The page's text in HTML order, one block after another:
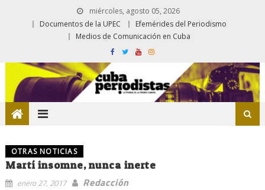
miércoles, agosto 05, 2026
Documentos de la UPEC
Efemérides del Periodismo
Medios de Comunicación en Cuba
OTRAS NOTICIAS
Martí insomne, nunca inerte
enero 27, 2017
Redacción